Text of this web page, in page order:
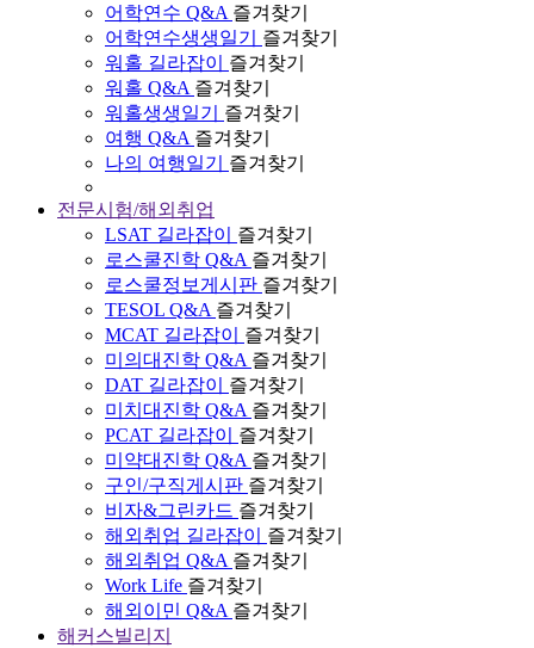
어학연수 Q&A 즐겨찾기
어학연수생생일기
즐겨찾기
워홀 길라잡이
즐겨찾기
워홀 Q&A 즐겨찾기
워홀생생일기
즐겨찾기
여행 Q&A 즐겨찾기
나의 여행일기
즐겨찾기
전문시험/해외취업
LSAT 길라잡이
즐겨찾기
로스쿨진학 Q&A 즐겨찾기
로스쿨정보게시판 즐겨찾기
TESOL Q&A 즐겨찾기
MCAT 길라잡이
즐겨찾기
미의대진학 Q&A 즐겨찾기
DAT 길라잡이
즐겨찾기
미치대진학 Q&A 즐겨찾기
PCAT 길라잡이
즐겨찾기
미약대진학 Q&A 즐겨찾기
구인/구직게시판 즐겨찾기
비자&그린카드 즐겨찾기
해외취업 길라잡이
즐겨찾기
해외취업 Q&A 즐겨찾기
Work Life 즐겨찾기
해외이민 Q&A 즐겨찾기
해커스빌리지